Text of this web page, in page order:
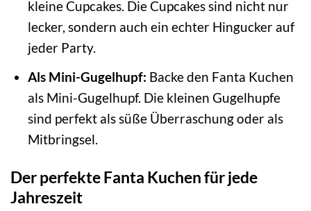
kleine Cupcakes. Die Cupcakes sind nicht nur
lecker, sondern auch ein echter Hingucker auf
jeder Party.
Als Mini-Gugelhupf: Backe den Fanta Kuchen
als Mini-Gugelhupf. Die kleinen Gugelhupfe
sind perfekt als süße Überraschung oder als
Mitbringsel.
Der perfekte Fanta Kuchen für jede
Jahreszeit